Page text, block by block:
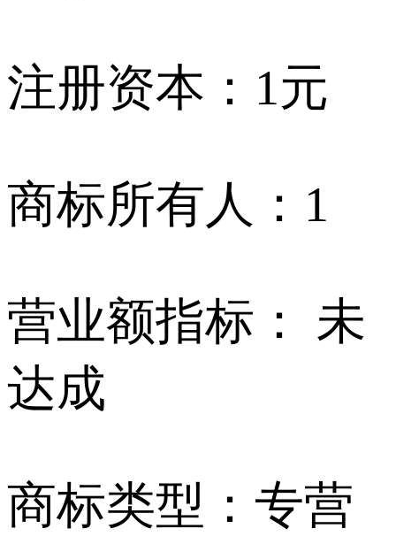
注册资本： 1元
商标所有人： 1
营业额指标：
未
达成
商标类型： 专营